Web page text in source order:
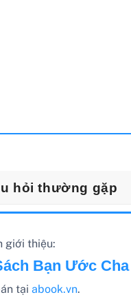
hỏi thường gặp
giới thiệu:
Bạn Ước
tại abook.vn.